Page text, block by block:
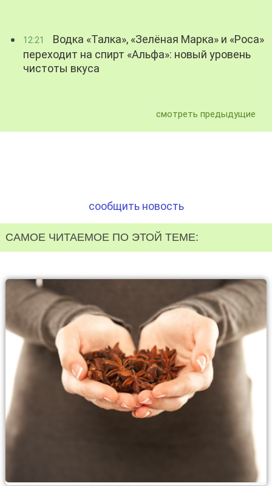
12:21
Водка «Талка», «Зелёная Марка» и «Роса»
переходит на спирт «Альфа»: новый уровень
чистоты вкуса
смотреть предыдущие
сообщить новость
САМОЕ ЧИТАЕМОЕ ПО ЭТОЙ ТЕМЕ: